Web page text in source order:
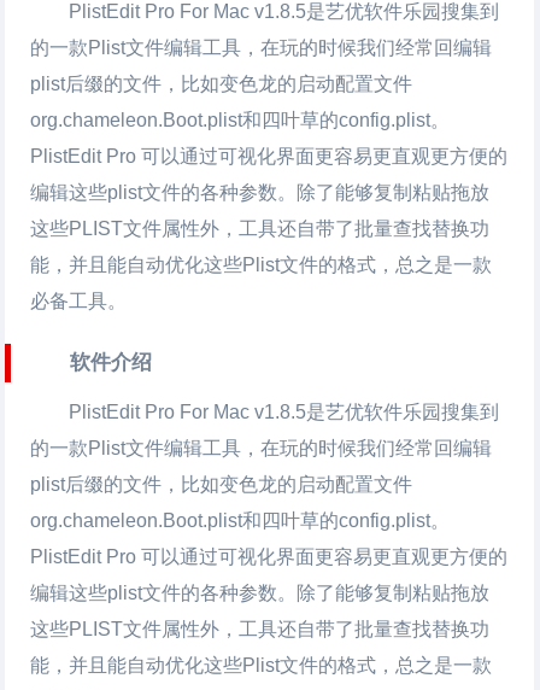
PlistEdit Pro For Mac v1.8.5是艺优软件乐园搜集到
的一款Plist文件编辑工具，在玩的时候我们经常回编辑
plist后缀的文件，比如变色龙的启动配置文件
org.chameleon.Boot.plist和四叶草的config.plist。
PlistEdit Pro 可以通过可视化界面更容易更直观更方便的
编辑这些plist文件的各种参数。除了能够复制粘贴拖放
这些PLIST文件属性外，工具还自带了批量查找替换功
能，并且能自动优化这些Plist文件的格式，总之是一款
必备工具。
软件介绍
PlistEdit Pro For Mac v1.8.5是艺优软件乐园搜集到
的一款Plist文件编辑工具，在玩的时候我们经常回编辑
plist后缀的文件，比如变色龙的启动配置文件
org.chameleon.Boot.plist和四叶草的config.plist。
PlistEdit Pro 可以通过可视化界面更容易更直观更方便的
编辑这些plist文件的各种参数。除了能够复制粘贴拖放
这些PLIST文件属性外，工具还自带了批量查找替换功
能，并且能自动优化这些Plist文件的格式，总之是一款